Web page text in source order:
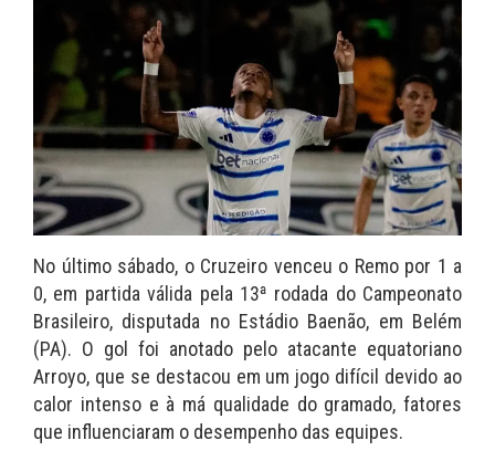
No último sábado, o Cruzeiro venceu o Remo por 1 a
0, em partida válida pela 13ª rodada do Campeonato
Brasileiro, disputada no Estádio Baenão, em Belém
(PA). O gol foi anotado pelo atacante equatoriano
Arroyo, que se destacou em um jogo difícil devido ao
calor intenso e à má qualidade do gramado, fatores
que influenciaram o desempenho das equipes.